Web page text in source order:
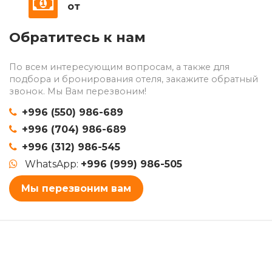
от
Обратитесь к нам
По всем интересующим вопросам, а также для
подбора и бронирования отеля, закажите обратный
звонок. Мы Вам перезвоним!
+996 (550) 986-689
+996 (704) 986-689
+996 (312) 986-545
WhatsApp: +996 (999) 986-505
Мы перезвоним вам